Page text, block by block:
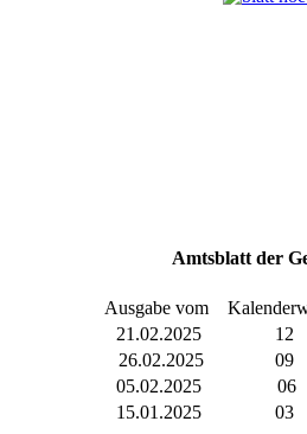
Amtsblatt der
Ausgabe vom
21.02.2025
12
26.02.2025
09
05.02.2025
06
15.01.2025
03